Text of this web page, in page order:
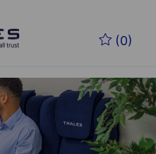
(0)